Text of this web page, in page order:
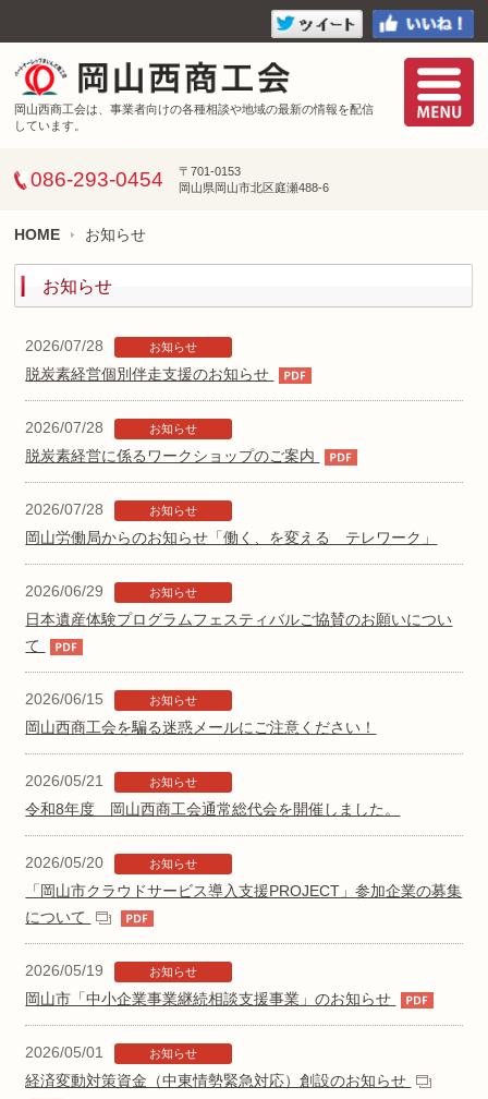
岡山西商工会は、事業者向けの各種相談や地域の最新の情報を配信
しています。
086-293-0454
〒701-0153
岡山県岡山市北区庭瀬488-6
HOME お知らせ
お知らせ
2026/07/28 お知らせ
脱炭素経営個別伴走支援のお知らせ
2026/07/28 お知らせ
脱炭素経営に係るワークショップのご案内
2026/07/28 お知らせ
岡山労働局からのお知らせ「働く、を変える テレワーク」
2026/06/29 お知らせ
日本遺産体験プログラムフェスティバルご協賛のお願いについ
て
2026/06/15 お知らせ
岡山西商工会を騙る迷惑メールにご注意ください！
2026/05/21 お知らせ
令和8年度 岡山西商工会通常総代会を開催しました。
2026/05/20 お知らせ
「岡山市クラウドサービス導入支援PROJECT」参加企業の募集
について
2026/05/19 お知らせ
岡山市「中小企業事業継続相談支援事業」のお知らせ
2026/05/01 お知らせ
経済変動対策資金（中東情勢緊急対応）創設のお知らせ